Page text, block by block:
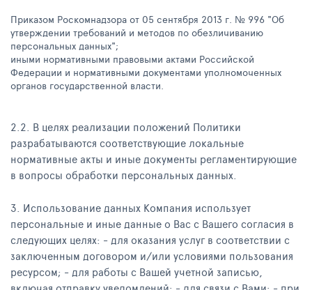
Приказом Роскомнадзора от 05 сентября 2013 г. № 996 "Об
утверждении требований и методов по обезличиванию
персональных данных";
иными нормативными правовыми актами Российской
Федерации и нормативными документами уполномоченных
органов государственной власти.
2.2. В целях реализации положений Политики
разрабатываются соответствующие локальные
нормативные акты и иные документы регламентирующие
в вопросы обработки персональных данных.
3. Использование данных Компания использует
персональные и иные данные о Вас с Вашего согласия в
следующих целях: - для оказания услуг в соответствии с
заключенным договором и/или условиями пользования
ресурсом; - для работы с Вашей учетной записью,